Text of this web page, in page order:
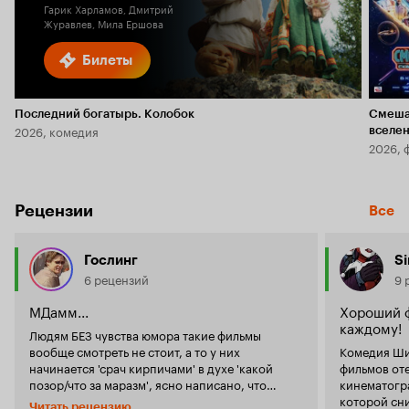
Билеты
Гарик Харламов, Дмитрий
Журавлев, Мила Ершова
Последний богатырь. Колобок
2026, комедия
2026,
Рецензии Все
Гослинг
6 рецензий
МДамм...
Людям БЕЗ чувства юмора такие фильмы
вообще смотреть не стоит, а то у них
начинается 'срач кирпичами' в духе 'какой
позор/что за маразм', ясно написано, что
фильм комедия-фарс, что непонятного? Что
9
Хороший
каждому!
Комедия
фильмов
кинематографа
которой